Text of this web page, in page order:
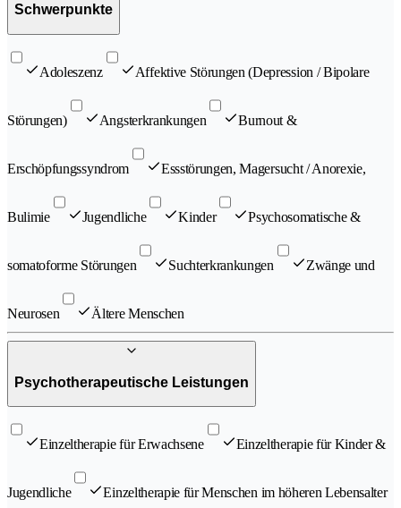
Schwerpunkte
Adoleszenz Affektive Störungen (Depression / Bipolare
Störungen) Angsterkrankungen Burnout &
Erschöpfungssyndrom Essstörungen, Magersucht / Anorexie,
Bulimie Jugendliche Kinder Psychosomatische &
somatoforme Störungen Suchterkrankungen Zwänge und
Neurosen Ältere Menschen
Psychotherapeutische Leistungen
Einzeltherapie für Erwachsene Einzeltherapie für Kinder &
Jugendliche Einzeltherapie für Menschen im höheren Lebensalter